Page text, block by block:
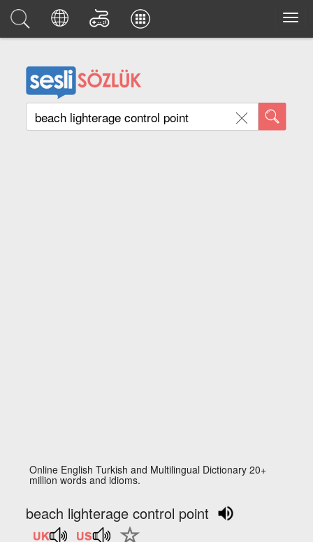
Online English Turkish and Multilingual Dictionary 20+
million words and idioms.
beach lighterage control point